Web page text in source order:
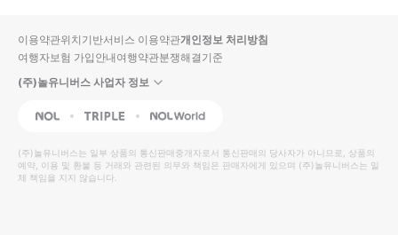
입니
다.
높
은
순
동
영
상
순
상
이용약관위치기반서비스 이용약관개인정보 처리방침
여행자보험 가입안내여행약관분쟁해결기준
(주)놀유니버스 사업자 정보
NOL Triple Interpark Global
(주)놀유니버스는 일부 상품의 통신판매중개자로서 통신판매의 당사자가 아니므로, 상품의
예약, 이용 및 환불 등 거래와 관련된 의무와 책임은 판매자에게 있으며 (주)놀유니버스는 일
체 책임을 지지 않습니다.